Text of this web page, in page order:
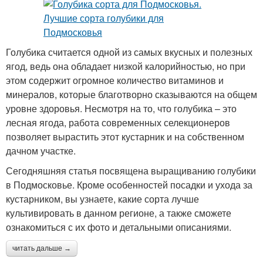
Голубика считается одной из самых вкусных и полезных
ягод, ведь она обладает низкой калорийностью, но при
этом содержит огромное количество витаминов и
минералов, которые благотворно сказываются на общем
уровне здоровья. Несмотря на то, что голубика – это
лесная ягода, работа современных селекционеров
позволяет вырастить этот кустарник и на собственном
дачном участке.
Сегодняшняя статья посвящена выращиванию голубики
в Подмосковье. Кроме особенностей посадки и ухода за
кустарником, вы узнаете, какие сорта лучше
культивировать в данном регионе, а также сможете
ознакомиться с их фото и детальными описаниями.
читать дальше →